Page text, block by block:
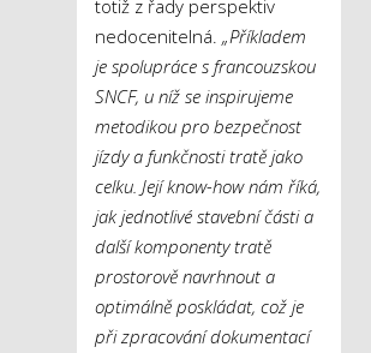
totiž z řady perspektiv
nedocenitelná. „Příkladem
je spolupráce s francouzskou
SNCF, u níž se inspirujeme
metodikou pro bezpečnost
jízdy a funkčnosti tratě jako
celku. Její know-how nám říká,
jak jednotlivé stavební části a
další komponenty tratě
prostorově navrhnout a
optimálně poskládat, což je
při zpracování dokumentací